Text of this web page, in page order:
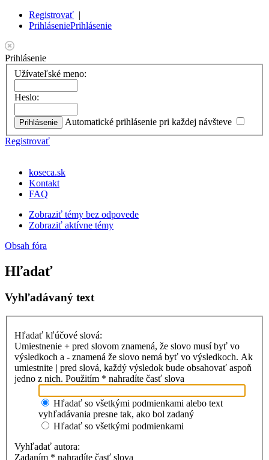
Registrovať |
PrihláseniePrihlásenie
Prihlásenie
Užívateľské meno:
Heslo:
Automatické prihlásenie pri každej návšteve
Registrovať
koseca.sk
Kontakt
FAQ
Zobraziť témy bez odpovede
Zobraziť aktívne témy
Obsah fóra
Hľadať
Vyhľadávaný text
Hľadať kľúčové slová:
Umiestnenie + pred slovom znamená, že slovo musí byť vo
výsledkoch a - znamená že slovo nemá byť vo výsledkoch. Ak
umiestnite | pred slová, každý výsledok bude obsahovať aspoň
jedno z nich. Použitím * nahradíte časť slova
Hľadať so všetkými podmienkami alebo text
vyhľadávania presne tak, ako bol zadaný
Hľadať so všetkými podmienkami
Vyhľadať autora:
Zadaním * nahradíte časť slova